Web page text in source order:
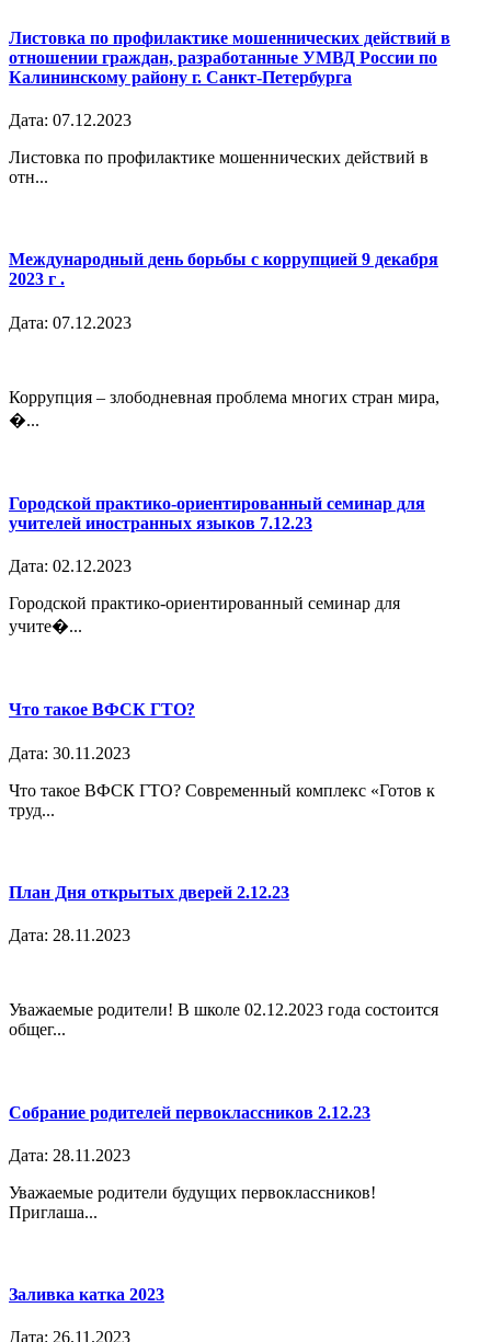
Листовка по профилактике мошеннических действий в
отношении граждан, разработанные УМВД России по
Калининскому району г. Санкт-Петербурга
Дата: 07.12.2023
Листовка по профилактике мошеннических действий в
отн...
Международный день борьбы с коррупцией 9 декабря
2023 г .
Дата: 07.12.2023
Коррупция – злободневная проблема многих стран мира,
�...
Городской практико-ориентированный семинар для
учителей иностранных языков 7.12.23
Дата: 02.12.2023
Городской практико-ориентированный семинар для
учите�...
Что такое ВФСК ГТО?
Дата: 30.11.2023
Что такое ВФСК ГТО? Современный комплекс «Готов к
труд...
План Дня открытых дверей 2.12.23
Дата: 28.11.2023
Уважаемые родители! В школе 02.12.2023 года состоится
общег...
Собрание родителей первоклассников 2.12.23
Дата: 28.11.2023
Уважаемые родители будущих первоклассников!
Приглаша...
Заливка катка 2023
Дата: 26.11.2023